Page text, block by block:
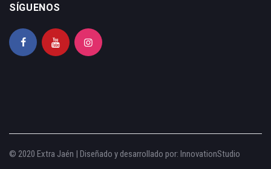
SÍGUENOS
© 2020 Extra Jaén | Diseñado y desarrollado por: InnovationStudio